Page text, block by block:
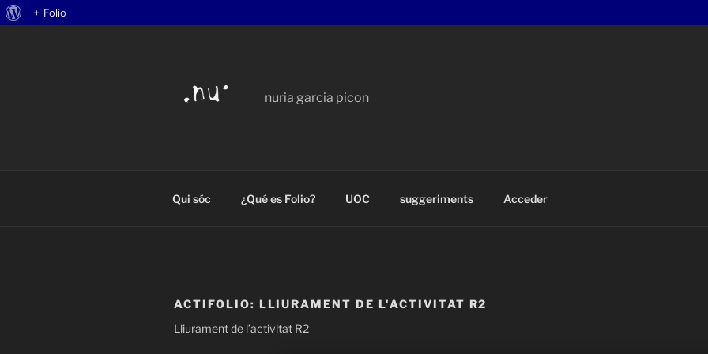
Acerca
+ Folio
nuria garcia picon
Qui sóc ¿Qué es Folio? UOC suggeriments Acceder
ACTIFOLIO: LLIURAMENT DE L'ACTIVITAT R2
Lliurament de l’activitat R2